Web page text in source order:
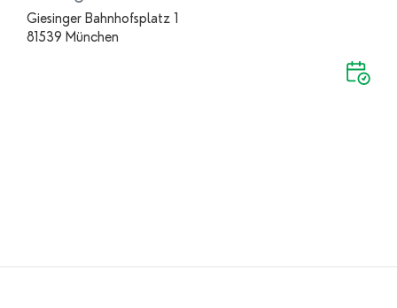
Giesinger Bahnhofsplatz 1
81539 München